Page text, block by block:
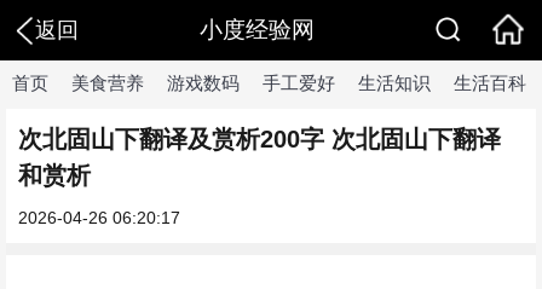
返回 小度经验网
首页 美食营养 游戏数码 手工爱好 生活知识 生活百科
次北固山下翻译及赏析200字 次北固山下翻译
和赏析
2026-04-26 06:20:17